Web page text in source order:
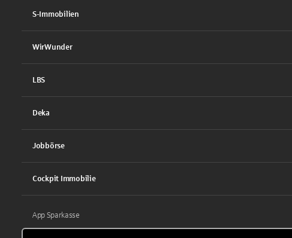
S-Immobilien
WirWunder
LBS
Deka
Jobbörse
Cockpit Immobilie
App Sparkasse